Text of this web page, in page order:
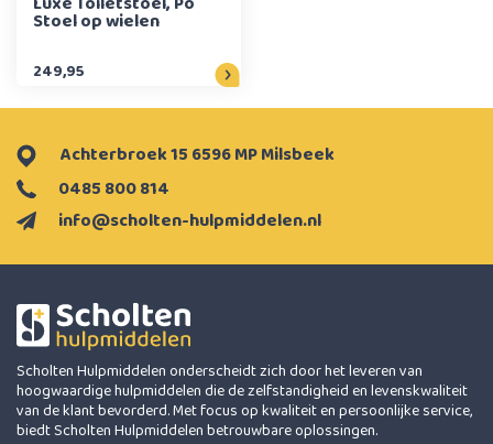
Stoel op wielen
249,95
info@scholten-hulpmiddelen.nl
0485 800 814
Achterbroek 15 6596 MP Milsbeek
Scholten Hulpmiddelen onderscheidt zich door het leveren van
hoogwaardige hulpmiddelen die de zelfstandigheid en levenskwaliteit
van de klant bevorderd. Met focus op kwaliteit en persoonlijke service,
biedt Scholten Hulpmiddelen betrouwbare oplossingen.